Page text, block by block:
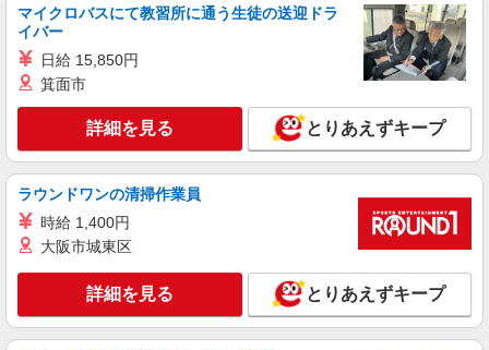
時給1550円〜2187円 ＜日払い有/週払い有/交
キープ 詳細を見る
派遣社員
株式会社kotrio /●KB-H-1879555
落ち着いた少人数環境/グループホームで暮ら
通費全支給(ガソリン代含む)＞
明石市内 最寄り駅：明石
マイクロバスにて教習所に通う生徒の送迎ドラ
イバー
日給 15,850円
箕面市
詳細を見る とりあえずキープ
ラウンドワンの清掃作業員
時給 1,400円
大阪市城東区
詳細を見る とりあえずキープ